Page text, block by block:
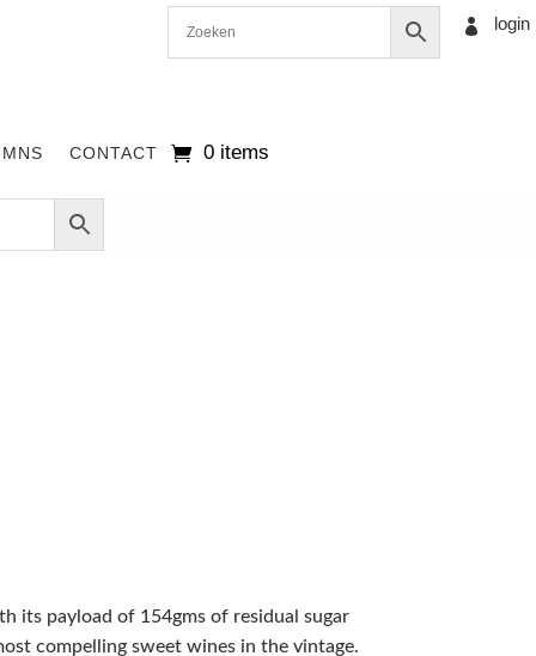
CONTACT 0 items
 login
its payload of 154gms of residual sugar
compelling sweet wines in the vintage.